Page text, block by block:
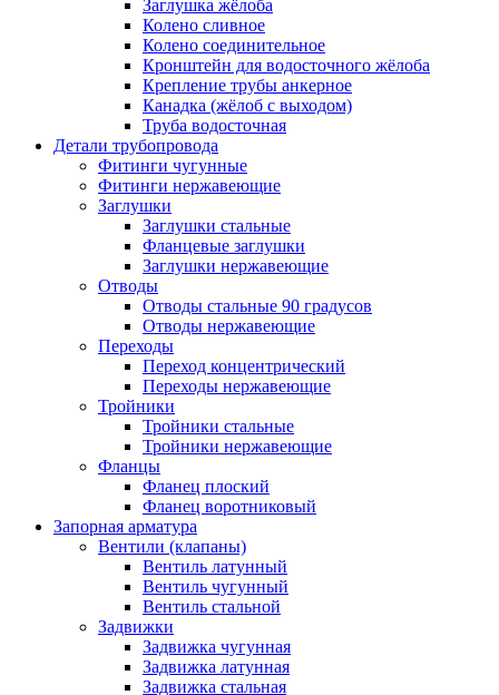
Заглушка жёлоба
Колено сливное
Колено соединительное
Кронштейн для водосточного жёлоба
Крепление трубы анкерное
Канадка (жёлоб с выходом)
Труба водосточная
Детали трубопровода
Фитинги чугунные
Фитинги нержавеющие
Заглушки
Заглушки стальные
Фланцевые заглушки
Заглушки нержавеющие
Отводы
Отводы стальные 90 градусов
Отводы нержавеющие
Переходы
Переход концентрический
Переходы нержавеющие
Тройники
Тройники стальные
Тройники нержавеющие
Фланцы
Фланец плоский
Фланец воротниковый
Запорная арматура
Вентили (клапаны)
Вентиль латунный
Вентиль чугунный
Вентиль стальной
Задвижки
Задвижка чугунная
Задвижка латунная
Задвижка стальная